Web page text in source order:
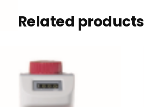
Related products